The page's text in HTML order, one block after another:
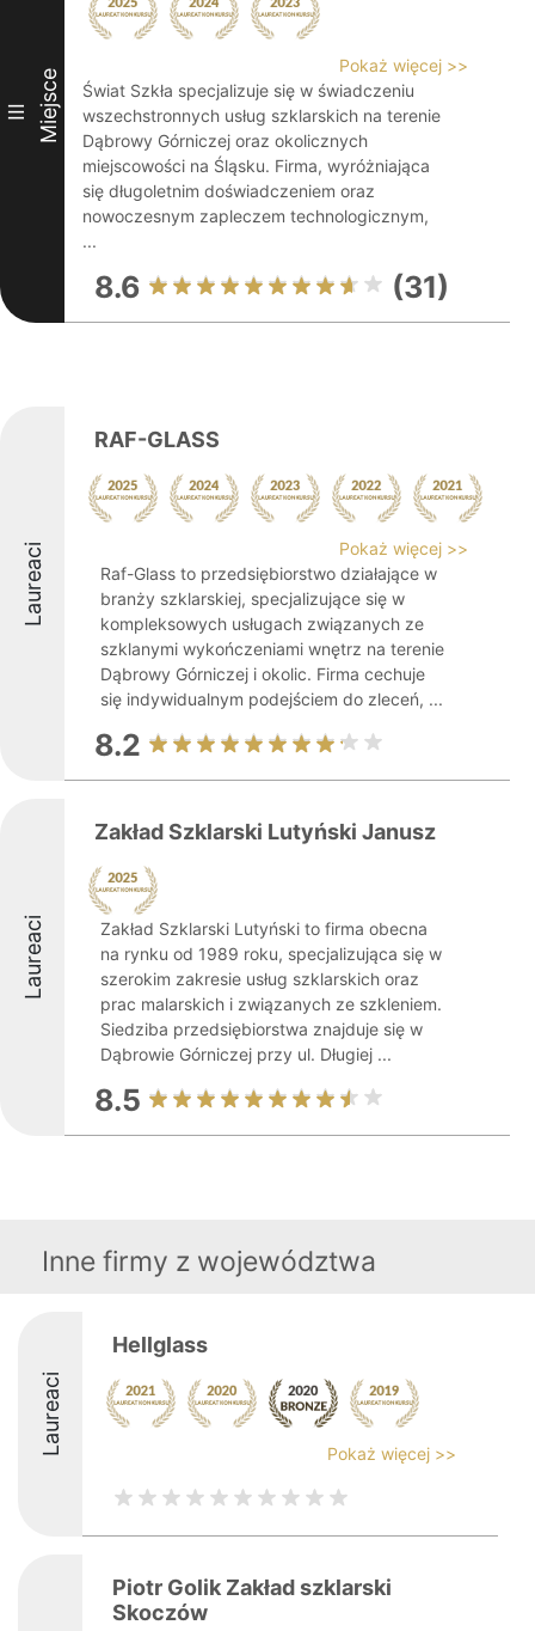
III Miejsce
Pokaż więcej >>
Świat Szkła specjalizuje się w świadczeniu
wszechstronnych usług szklarskich na terenie
Dąbrowy Górniczej oraz okolicznych
miejscowości na Śląsku. Firma, wyróżniająca
się długoletnim doświadczeniem oraz
nowoczesnym zapleczem technologicznym,
...
8.6 (31)
Laureaci
RAF-GLASS
Pokaż więcej >>
Raf-Glass to przedsiębiorstwo działające w
branży szklarskiej, specjalizujące się w
kompleksowych usługach związanych ze
szklanymi wykończeniami wnętrz na terenie
Dąbrowy Górniczej i okolic. Firma cechuje
się indywidualnym podejściem do zleceń, ...
8.2
Laureaci
Zakład Szklarski Lutyński Janusz
Zakład Szklarski Lutyński to firma obecna
na rynku od 1989 roku, specjalizująca się w
szerokim zakresie usług szklarskich oraz
prac malarskich i związanych ze szkleniem.
Siedziba przedsiębiorstwa znajduje się w
Dąbrowie Górniczej przy ul. Długiej ...
8.5
Inne firmy z województwa
Laureaci
Hellglass
Pokaż więcej >>
Piotr Golik Zakład szklarski
Skoczów